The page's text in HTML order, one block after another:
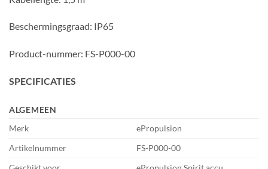
Beschermingsgraad: IP65
Product-nummer: FS-P000-00
SPECIFICATIES
ALGEMEEN
Merk
ePropulsion
Artikelnummer
FS-P000-00